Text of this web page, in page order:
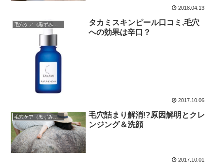
2018.04.13
毛穴ケア（黒ずみ・開き・たるみ）
タカミスキンピール口コミ,毛穴
への効果は辛口？
2017.10.06
毛穴ケア（黒ずみ・開き・たるみ）
毛穴詰まり解消!?原因解明とクレ
ンジング＆洗顔
2017.10.01